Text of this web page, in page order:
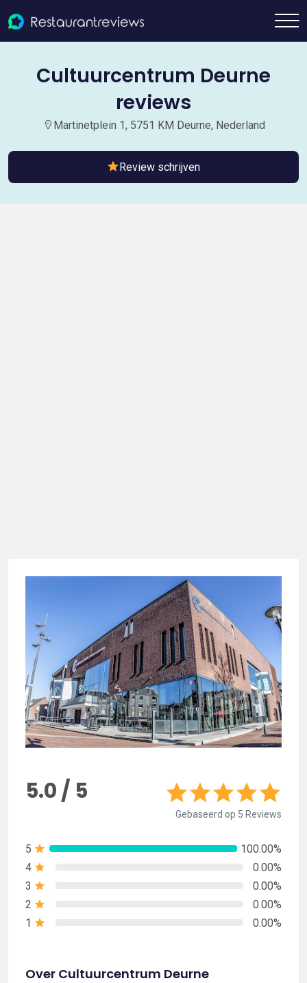
Cultuurcentrum Deurne
reviews
Martinetplein 1, 5751 KM Deurne, Nederland
Review schrijven
5.0 / 5
Gebaseerd op 5 Reviews
5
100.00%
4
0.00%
3
0.00%
2
0.00%
1
0.00%
Over Cultuurcentrum Deurne